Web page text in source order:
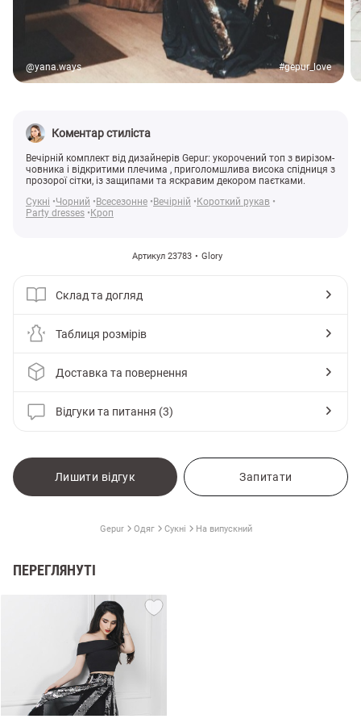
@yana.ways #gepur_love
Коментар стиліста
Вечірній комплект від дизайнерів Gepur: укорочений топ з вирізом-
човника і відкритими плечима , приголомшлива висока спідниця з
прозорої сітки, із защипами та яскравим декором паєтками.
Сукні
Чорний Всесезонне Вечірній
Короткий рукав
Party dresses
Кроп
Артикул 23783 Glory
Склад та догляд
Таблиця розмірів
Доставка та повернення
Відгуки та питання (3)
Лишити відгук Запитати
Gepur Одяг Сукні На випускний
ПЕРЕГЛЯНУТІ